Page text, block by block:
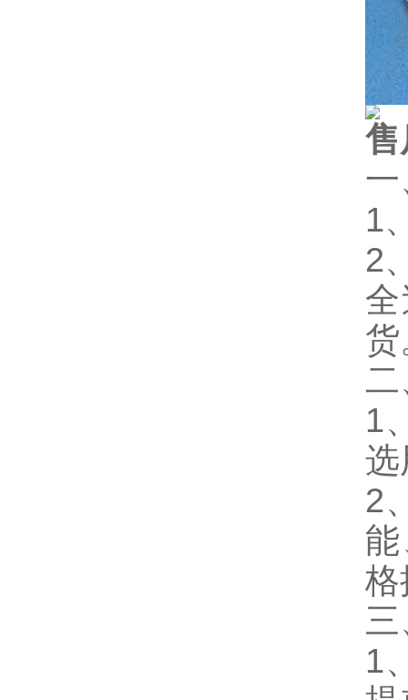
售
1
2
货
1
选
2
格
1